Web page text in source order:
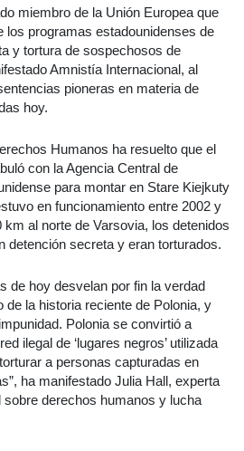
miembro de la Unión Europea que
los programas estadounidenses de
y tortura de sospechosos de
Amnistía Internacional, al
pioneras en materia de
hoy.
Humanos ha resuelto que el
con la Agencia Central de
para montar en Stare Kiejkuty
en funcionamiento entre 2002 y
km al norte de Varsovia, los detenidos
detención secreta y eran torturados.
de hoy desvelan por fin la verdad
de la historia reciente de Polonia, y
Polonia se convirtió a
ilegal de ‘lugares negros’ utilizada
a personas capturadas en
ha manifestado Julia Hall, experta
derechos humanos y lucha